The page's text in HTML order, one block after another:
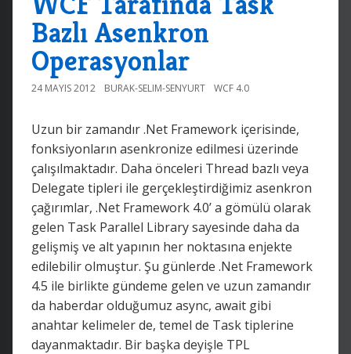
Bazlı Asenkron
Operasyonlar
24 MAYIS 2012 BURAK-SELIM-SENYURT WCF 4.0
Uzun bir zamandır .Net Framework içerisinde,
fonksiyonların asenkronize edilmesi üzerinde
çalışılmaktadır. Daha önceleri Thread bazlı veya
Delegate tipleri ile gerçekleştirdiğimiz asenkron
çağırımlar, .Net Framework 4.0’ a gömülü olarak
gelen Task Parallel Library sayesinde daha da
gelişmiş ve alt yapının her noktasına enjekte
edilebilir olmuştur. Şu günlerde .Net Framework
4.5 ile birlikte gündeme gelen ve uzun zamandır
da haberdar olduğumuz async, await gibi
anahtar kelimeler de, temel de Task tiplerine
dayanmaktadır. Bir başka deyişle TPL